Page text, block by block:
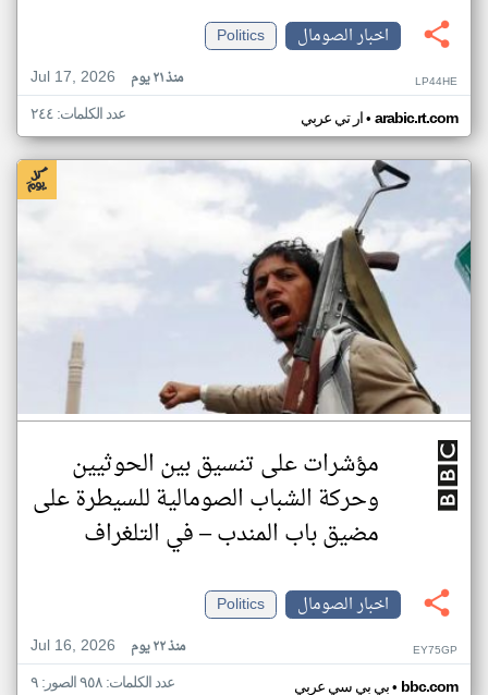
اخبار الصومال
Politics
Jul 17, 2026
منذ ٢١ يوم LP44HE
ار تي عربي• arabic.rt.com عدد الكلمات: ٢٤٤
مؤشرات على تنسيق بين الحوثيين
وحركة الشباب الصومالية للسيطرة على
مضيق باب المندب – في التلغراف
اخبار الصومال
Politics
Jul 16, 2026
منذ ٢٢ يوم EY75GP
بي بي سي عربي• bbc.com عدد الكلمات: ٩٥٨ الصور: ٩